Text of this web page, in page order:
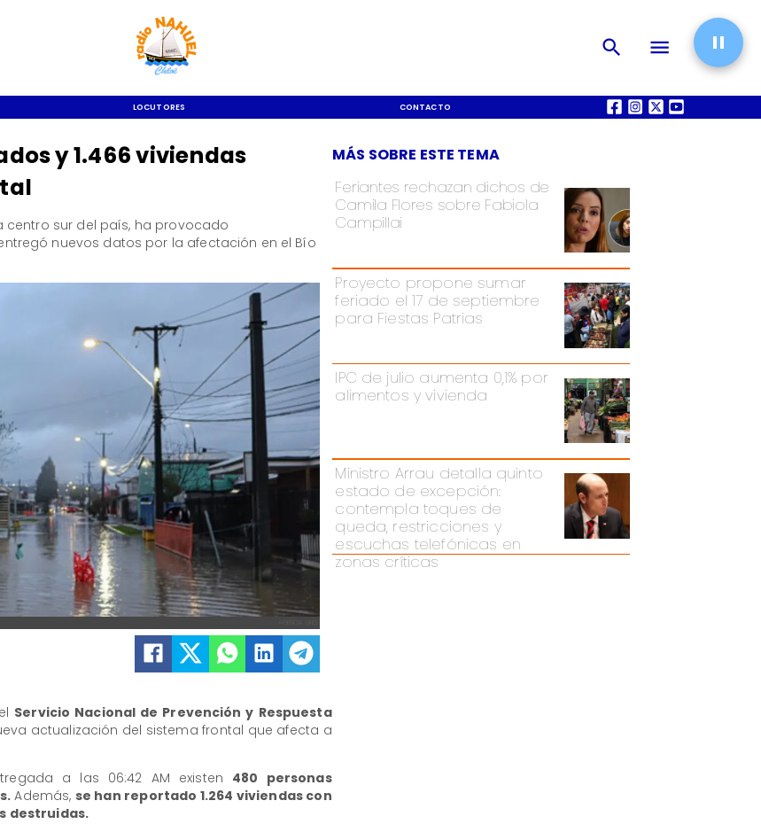
LOCUTORES CONTACTO QUIÉNES SOMOS
Feriantes rechazan dichos de
Camila Flores sobre Fabiola
Campillai
Proyecto propone sumar
feriado el 17 de septiembre
para Fiestas Patrias
IPC de julio aumenta 0,1% por
alimentos y vivienda
Ministro Arrau detalla quinto
estado de excepción:
contempla toques de
queda, restricciones y
escuchas telefónicas en
zonas críticas
MÁS SOBRE ESTE TEMA
y 1.466 viviendas
sur del país, ha provocado
nuevos datos por la afectación en el Bío
Servicio Nacional de Prevención y Respuesta
actualización del sistema frontal que afecta a
a las 06:42 AM existen 480 personas
Además, se han reportado 1.264 viviendas con
destruidas.